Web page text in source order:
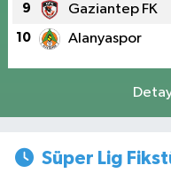
9 Gaziantep FK
10 Alanyaspor
Süper Lig